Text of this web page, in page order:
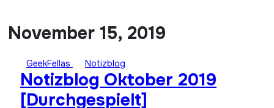
November 15, 2019
GeekFellas Notizblog
Notizblog Oktober 2019
[Durchgespielt]